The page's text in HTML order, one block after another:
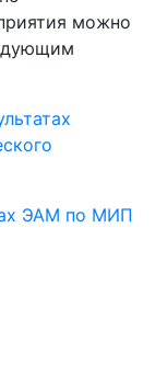
можно
ЭАМ по МИП